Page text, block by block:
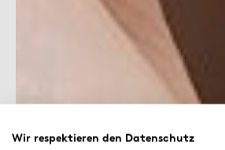
Wir respektieren den Datenschutz